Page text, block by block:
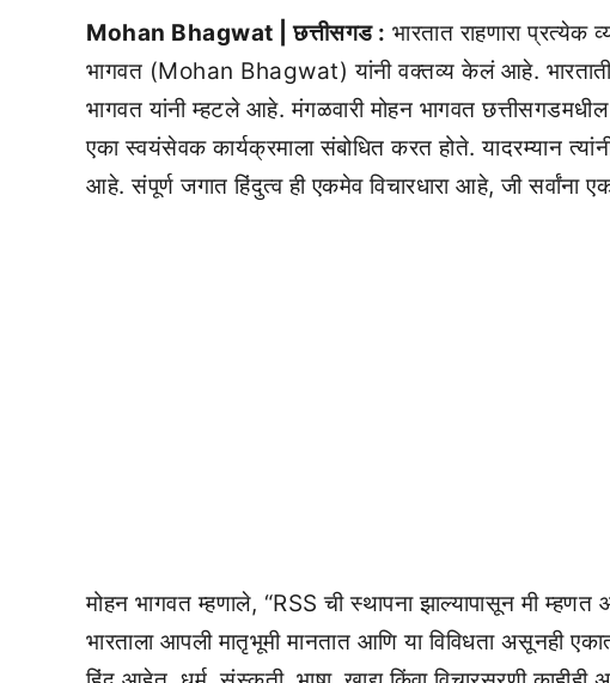
Mohan Bhagwat | छत्तीसगड : भारतात राहणारा
भागवत (Mohan Bhagwat) यांनी वक्तव्य केलं आहे.
भागवत यांनी म्हटले आहे. मंगळवारी मोहन भागवत छत्तीसगडमधील
एका स्वयंसेवक कार्यक्रमाला संबोधित करत होते. यादरम्यान
आहे. संपूर्ण जगात हिंदुत्व ही एकमेव विचारधारा आहे, जी
मोहन भागवत म्हणाले, “RSS ची स्थापना झाल्यापासून मी
भारताला आपली मातृभूमी मानतात आणि या विविधता असूनही